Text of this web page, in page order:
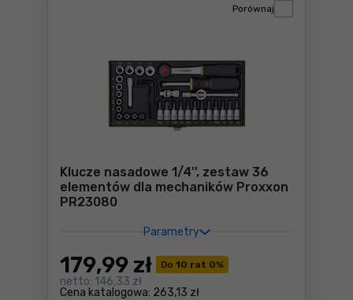
Klucze nasadowe 1/4'', zestaw 36
elementów dla mechaników Proxxon
PR23080
Parametry
Do 10 rat 0%
Cena katalogowa: 263,13 zł
179,99 zł
netto: 146,33 zł
Porównaj